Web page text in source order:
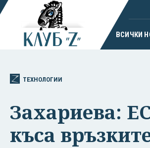
ВСИЧКИ
ТЕХНОЛОГИИ
Захариева:
къса